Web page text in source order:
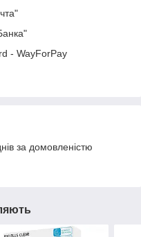
- WayForPay
за домовленістю